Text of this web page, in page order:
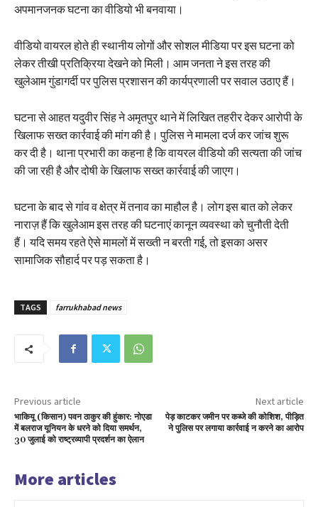
अपमानजनक घटना का वीडियो भी बनवाया।
वीडियो वायरल होते ही स्थानीय लोगों और सोशल मीडिया पर इस घटना को
लेकर तीखी प्रतिक्रिया देखने को मिली। आम जनता ने इस तरह की
खुलेआम गुंडागर्दी पर पुलिस प्रशासन की कार्यप्रणाली पर सवाल उठाए हैं।
घटना से आहत यदुवीर सिंह ने अमृतपुर थाने में लिखित तहरीर देकर आरोपी के
खिलाफ सख्त कार्रवाई की मांग की है। पुलिस ने मामला दर्ज कर जांच शुरू
कर दी है। थाना प्रभारी का कहना है कि वायरल वीडियो की सत्यता की जांच
की जा रही है और दोषी के खिलाफ सख्त कार्रवाई की जाएग।
घटना के बाद से गांव व क्षेत्र में तनाव का माहौल है। लोग इस बात को लेकर
नाराज़ हैं कि खुलेआम इस तरह की घटनाएं कानून व्यवस्था को चुनौती देती
हैं। यदि समय रहते ऐसे मामलों में सख्ती न बरती गई, तो इसका असर
सामाजिक सौहार्द पर पड़ सकता है।
TAGS farrukhabad news
Previous article
भाकियू (किसान) पवन ठाकुर की हुंकार: नोएडा
में बलराज यूनियन के धरने को दिया समर्थन,
30 जुलाई को राष्ट्रव्यापी प्रदर्शन का ऐलान
Next article
पेड़ काटकर जमीन पर कब्जे की कोशिश, पीड़ित
ने पुलिस पर लगाया कार्रवाई न करने का आरोप
More articles